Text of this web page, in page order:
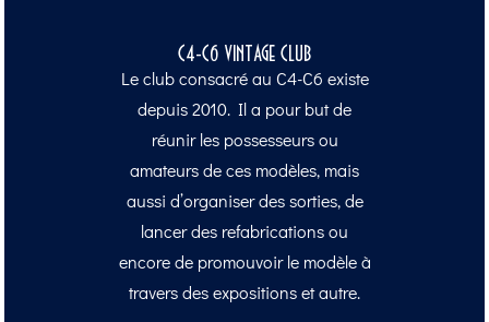
C4-C6 VINTAGE CLUB
Le club consacré au C4-C6 existe
depuis 2010. Il a pour but de
réunir les possesseurs ou
amateurs de ces modèles, mais
aussi d’organiser des sorties, de
lancer des refabrications ou
encore de promouvoir le modèle à
travers des expositions et autre.